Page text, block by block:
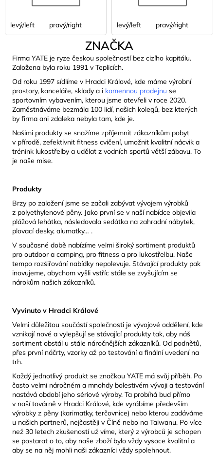
levý/left pravý/right levý/left pravý/right
ZNAČKA
Firma YATE je ryze českou společností bez cizího kapitálu.
Založena byla roku 1991 v Teplicích.
Od roku 1997 sídlíme v Hradci Králové, kde máme výrobní
prostory, kanceláře, sklady a i kamennou prodejnu se
sportovním vybavením, kterou jsme otevřeli v roce 2020.
Zaměstnáváme bezmála 100 lidí, našich kolegů, bez kterých
by firma ani zdaleka nebyla tam, kde je.
Našimi produkty se snažíme zpříjemnit zákazníkům pobyt
v přírodě, zefektivnit fitness cvičení, umožnit kvalitní nácvik a
trénink lukostřelby a udělat z vodních sportů větší zábavu. To
je naše mise.
Produkty
Brzy po založení jsme se začali zabývat vývojem výrobků
z polyethylenové pěny. Jako první se v naší nabídce objevila
plážová lehátka, následovala sedátka na zahradní nábytek,
plovací desky, alumatky… .
V současné době nabízíme velmi široký sortiment produktů
pro outdoor a camping, pro fitness a pro lukostřelbu. Naše
tempo rozšiřování nabídky nepolevuje. Stávající produkty pak
inovujeme, abychom vyšli vstříc stále se zvyšujícím se
nárokům našich zákazníků.
Vyvinuto v Hradci Králové
Velmi důležitou součástí společnosti je vývojové oddělení, kde
vznikají nové a vylepšují se stávající produkty tak, aby náš
sortiment obstál u stále náročnějších zákazníků. Od podnětů,
přes první náčrty, vzorky až po testování a finální uvedení na
trh.
Každý jednotlivý produkt se značkou YATE má svůj příběh. Po
často velmi náročném a mnohdy bolestivém vývoji a testování
nastává období jeho sériové výroby. Ta probíhá buď přímo
v naší továrně v Hradci Králové, kde vyrábíme především
výrobky z pěny (karimatky, terčovnice) nebo kterou zadáváme
u našich partnerů, nejčastěji v Číně nebo na Taiwanu. Po více
než 30 letech zkušeností už víme, který z výrobců je schopen
se postarat o to, aby naše zboží bylo vždy vysoce kvalitní a
aby se na něj mohli naši zákazníci vždy spolehnout.